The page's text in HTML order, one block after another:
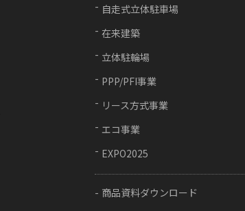
自走式立体駐車場
在来建築
立体駐輪場
PPP/PFI事業
リース方式事業
エコ事業
EXPO2025
商品資料ダウンロード